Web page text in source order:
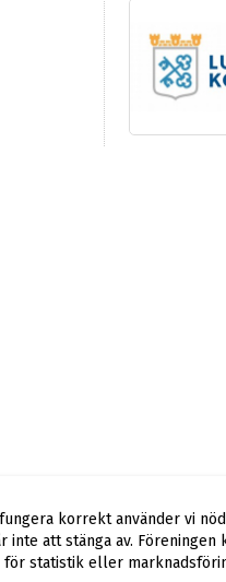
korrekt använder vi
inte att stänga av. Föreningen
statistik eller